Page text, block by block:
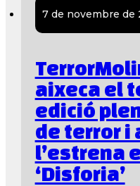
7 de novembre de
aixeca el
edició
de terror i
l’estrena
‘Disforia’